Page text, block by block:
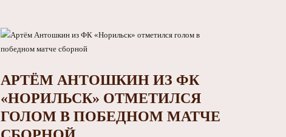
АРТЁМ АНТОШКИН ИЗ ФК
«НОРИЛЬСК» ОТМЕТИЛСЯ
ГОЛОМ В ПОБЕДНОМ МАТЧЕ